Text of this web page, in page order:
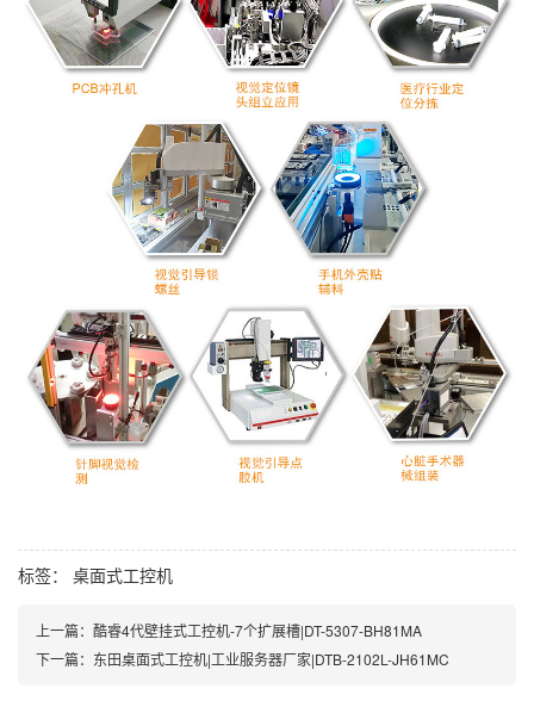
标签： 桌面式工控机
上一篇： 酷睿4代壁挂式工控机-7个扩展槽|DT-5307-BH81MA
下一篇： 东田桌面式工控机|工业服务器厂家|DTB-2102L-JH61MC